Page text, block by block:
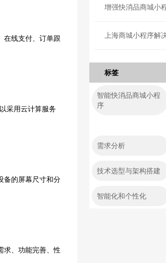
在线支付、订单跟
采用云计算服务
备的屏幕尺寸和分
求、功能完善、性
增强快消品商城小
上海商城小程序解
标签
智能快消品商城小程
序
需求分析
技术选型与架构搭建
智能化和个性化